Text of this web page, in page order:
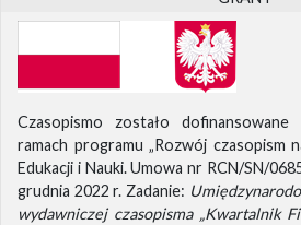
Czasopismo zostało
ramach programu „Rozwój czasopism
Edukacji i Nauki. Umowa nr RCN/SN/
grudnia 2022 r. Zadanie:
wydawniczej czasopisma „Kwartalnik